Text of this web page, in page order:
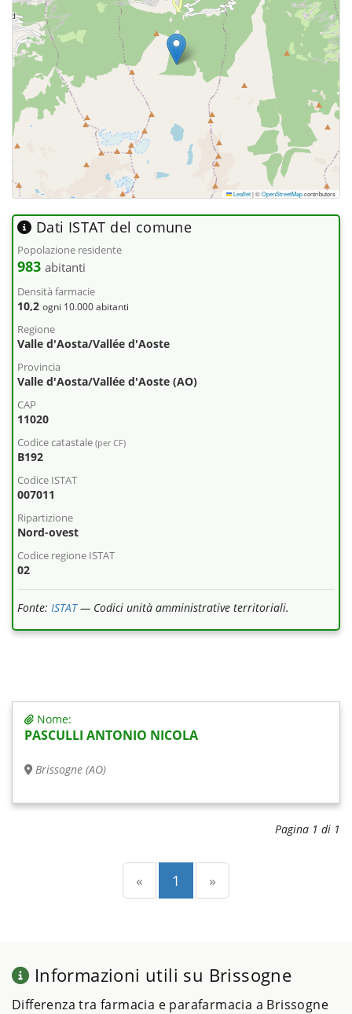
Leaflet|©OpenStreetMapcontributors
Dati ISTAT del comune
Popolazione residente
983 abitanti
Densità farmacie
10,2 ogni 10.000 abitanti
Regione
Valle d'Aosta/Vallée d'Aoste
Provincia
Valle d'Aosta/Vallée d'Aoste (AO)
CAP
11020
Codice catastale (per CF)
B192
Codice ISTAT
007011
Ripartizione
Nord-ovest
Codice regione ISTAT
02
Fonte: ISTAT— Codici unità amministrative territoriali.
Nome:
PASCULLI ANTONIO NICOLA
Brissogne (AO)
Pagina 1 di 1
« Precedente
1 (current)
»
Informazioni utili su Brissogne
Differenza tra farmacia e parafarmacia a Brissogne